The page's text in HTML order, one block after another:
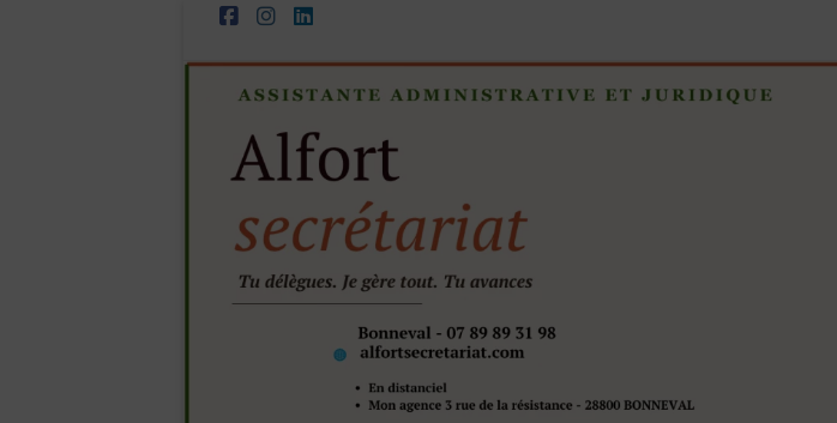
Aller
contenu